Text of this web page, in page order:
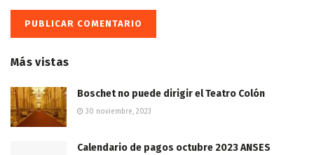
Más vistas
Boschet no puede dirigir el Teatro Colón
30 noviembre, 2023
Calendario de pagos octubre 2023 ANSES